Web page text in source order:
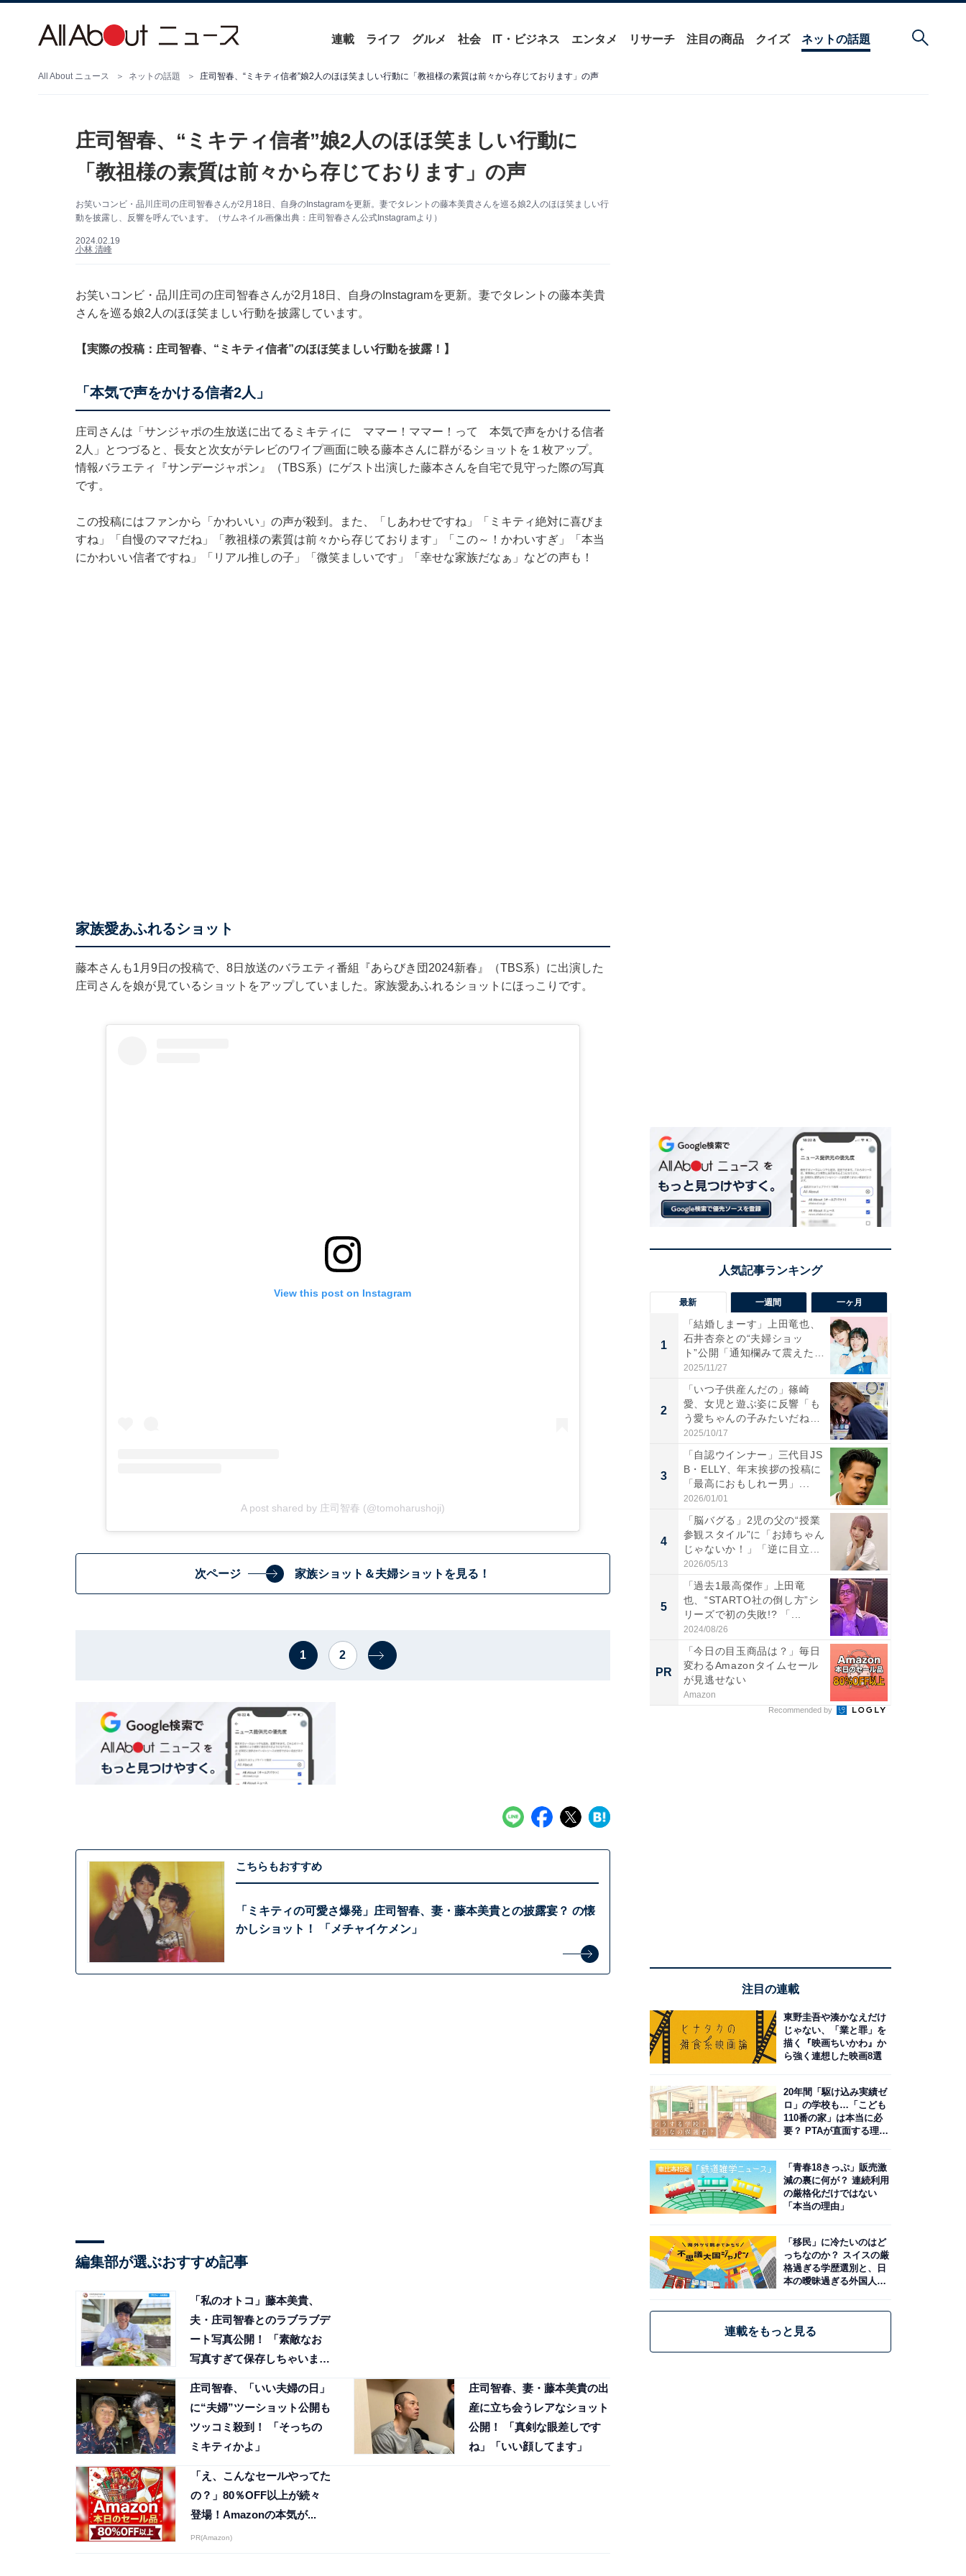
連載 ライフ グルメ 社会 IT・ビジネス エンタメ リサーチ 注目の商品 クイズ ネットの話題
All About ニュース ネットの話題 庄司智春、“ミキティ信者”娘2人のほほ笑ましい行動に「教祖様の素質は前々から存じております」の声
庄司智春、“ミキティ信者”娘2人のほほ笑ましい行動に
「教祖様の素質は前々から存じております」の声
お笑いコンビ・品川庄司の庄司智春さんが2月18日、自身のInstagramを更新。妻でタレントの藤本美貴さんを巡る娘2人のほほ笑ましい行
動を披露し、反響を呼んでいます。（サムネイル画像出典：庄司智春さん公式Instagramより）
2024.02.19
小林 清峰
お笑いコンビ・品川庄司の庄司智春さんが2月18日、自身のInstagramを更新。妻でタレントの藤本美貴
さんを巡る娘2人のほほ笑ましい行動を披露しています。
【実際の投稿：庄司智春、“ミキティ信者”のほほ笑ましい行動を披露！】
「本気で声をかける信者2人」
庄司さんは「サンジャポの生放送に出てるミキティに ママー！ママー！って 本気で声をかける信者
2人」とつづると、長女と次女がテレビのワイプ画面に映る藤本さんに群がるショットを１枚アップ。
情報バラエティ『サンデージャポン』（TBS系）にゲスト出演した藤本さんを自宅で見守った際の写真
です。
この投稿にはファンから「かわいい」の声が殺到。また、「しあわせですね」「ミキティ絶対に喜びま
すね」「自慢のママだね」「教祖様の素質は前々から存じております」「この～！かわいすぎ」「本当
にかわいい信者ですね」「リアル推しの子」「微笑ましいです」「幸せな家族だなぁ」などの声も！
家族愛あふれるショット
藤本さんも1月9日の投稿で、8日放送のバラエティ番組『あらびき団2024新春』（TBS系）に出演した
庄司さんを娘が見ているショットをアップしていました。家族愛あふれるショットにほっこりです。
View this post on Instagram
A post shared by 庄司智春 (@tomoharushoji)
次ページ 家族ショット＆夫婦ショットを見る！
1 2
こちらもおすすめ
「ミキティの可愛さ爆発」庄司智春、妻・藤本美貴との披露宴？ の懐
かしショット！ 「メチャイケメン」
編集部が選ぶおすすめ記事
「私のオトコ」藤本美貴、
夫・庄司智春とのラブラブデ
ート写真公開！ 「素敵なお
写真すぎて保存しちゃいまし
庄司智春、「いい夫婦の日」
に“夫婦”ツーショット公開も
ツッコミ殺到！ 「そっちの
ミキティかよ」
庄司智春、妻・藤本美貴の出
産に立ち会うレアなショット
公開！ 「真剣な眼差しです
ね」「いい顔してます」
「え、こんなセールやってた
の？」80％OFF以上が続々
登場！Amazonの本気が...
PR(Amazon)
最新 一週間 一ヶ月
1
「結婚しまーす」上田竜也、
石井杏奈との“夫婦ショッ
ト”公開「通知欄みて震えた」
「...
2025/11/27
2
「いつ子供産んだの」篠崎
愛、女児と遊ぶ姿に反響「も
う愛ちゃんの子みたいだね」
「完...
2025/10/17
3
「自認ウインナー」三代目JS
B・ELLY、年末挨拶の投稿に
「最高におもしれー男」...
2026/01/01
4
「脳バグる」2児の父の“授業
参観スタイル”に「お姉ちゃん
じゃないか！」「逆に目立...
2026/05/13
5
「過去1最高傑作」上田竜
也、“STARTO社の倒し方”シ
リーズで初の失敗!? 「...
2024/08/26
PR
「今日の目玉商品は？」毎日
変わるAmazonタイムセール
が見逃せない
Amazon
Recommended by
注目の連載
東野圭吾や湊かなえだけ
じゃない、「業と罪」を
描く『映画ちいかわ』か
ら強く連想した映画8選
20年間「駆け込み実績ゼ
ロ」の学校も…「こども
110番の家」は本当に必
要？ PTAが直面する理想
「青春18きっぷ」販売激
減の裏に何が？ 連続利用
の厳格化だけではない
「本当の理由」
「移民」に冷たいのはど
っちなのか？ スイスの厳
格過ぎる学歴選別と、日
本の曖昧過ぎる外国人政
連載をもっと見る